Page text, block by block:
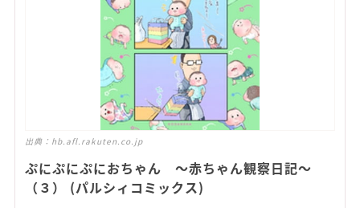
出典： hb.afl.rakuten.co.jp
ぷにぷにぷにおちゃん ～赤ちゃん観察日記～
（３） (パルシィコミックス)